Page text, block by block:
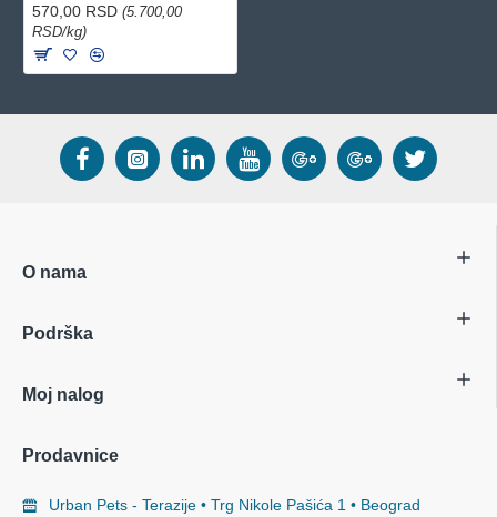
570,00 RSD (5.700,00
RSD/kg)
O nama
Podrška
Moj nalog
Prodavnice
Urban Pets - Terazije • Trg Nikole Pašića 1 • Beograd